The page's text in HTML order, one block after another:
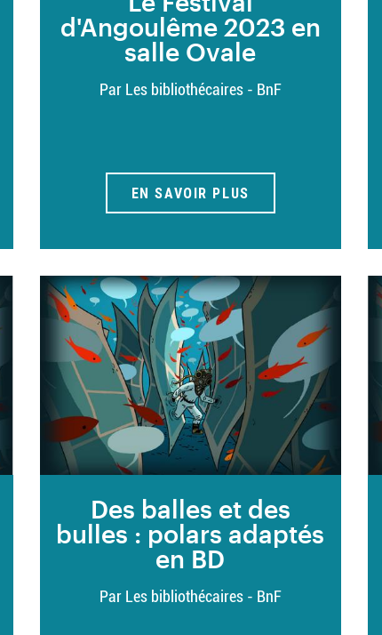
d'Angoulême 2023 en
salle Ovale
Par Les bibliothécaires - BnF
EN SAVOIR PLUS
Des balles et des
bulles : polars adaptés
en BD
Par Les bibliothécaires - BnF